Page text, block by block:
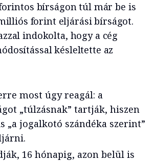
bírságon túl már be is
forint eljárási bírságot.
indokolta, hogy a cég
késleltette az
most úgy reagál: a
„túlzásnak” tartják, hiszen
„a jogalkotó szándéka szerint”
16 hónapig, azon belül is